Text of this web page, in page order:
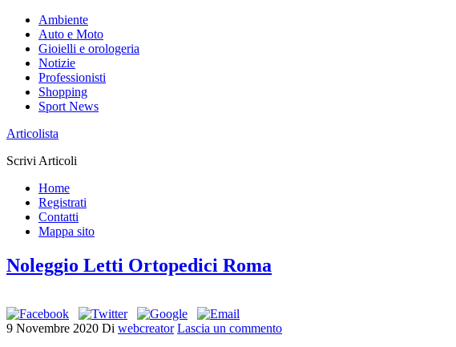
Ambiente
Auto e Moto
Gioielli e orologeria
Notizie
Professionisti
Shopping
Sport News
Articolista
Scrivi Articoli
Home
Registrati
Contatti
Mappa sito
Noleggio Letti Ortopedici Roma
9 Novembre 2020 Di webcreator Lascia un commento